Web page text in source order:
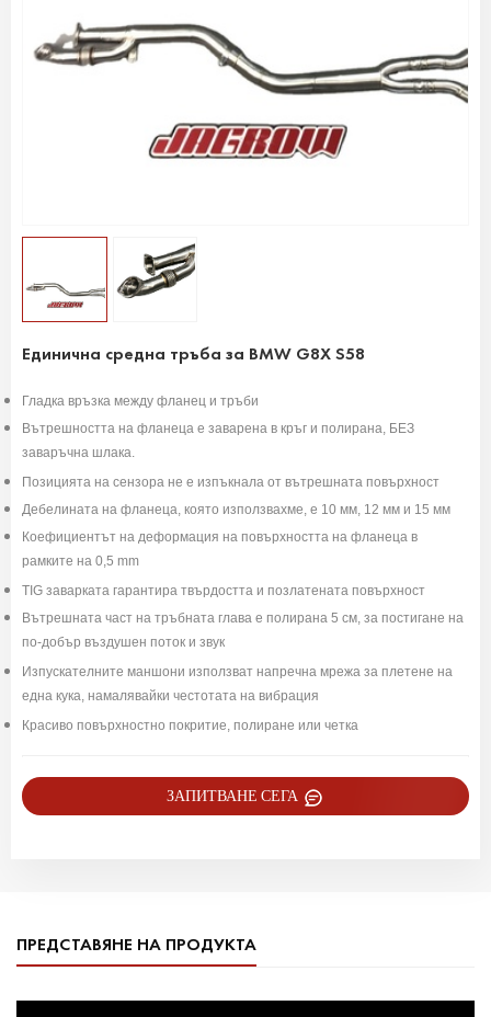
Единична средна тръба за BMW G8X S58
Гладка връзка между фланец и тръби
Вътрешността на фланеца е заварена в кръг и полирана, БЕЗ
заваръчна шлака.
Позицията на сензора не е изпъкнала от вътрешната повърхност
Дебелината на фланеца, която използвахме, е 10 мм, 12 мм и 15 мм
Коефициентът на деформация на повърхността на фланеца в
рамките на 0,5 mm
TIG заварката гарантира твърдостта и позлатената повърхност
Вътрешната част на тръбната глава е полирана 5 см, за постигане на
по-добър въздушен поток и звук
Изпускателните маншони използват напречна мрежа за плетене на
една кука, намалявайки честотата на вибрация
Красиво повърхностно покритие, полиране или четка
ЗАПИТВАНЕ СЕГА
ПРЕДСТАВЯНЕ НА ПРОДУКТА